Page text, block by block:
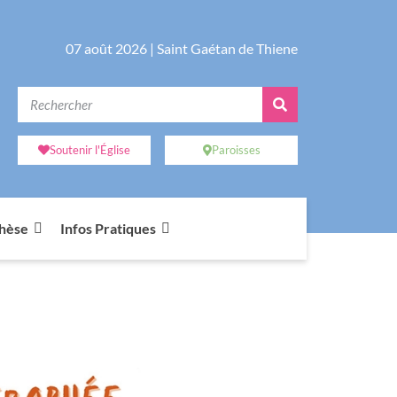
07 août 2026 | Saint Gaétan de Thiene
Soutenir l'Église Paroisses
Infos Pratiques